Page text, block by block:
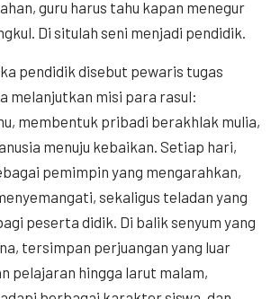
guru harus tahu kapan menegur
Di situlah seni menjadi pendidik.
pendidik disebut pewaris tugas
melanjutkan misi para rasul:
membentuk pribadi berakhlak mulia,
menuju kebaikan. Setiap hari,
pemimpin yang mengarahkan,
sekaligus teladan yang
peserta didik. Di balik senyum yang
tersimpan perjuangan yang luar
pelajaran hingga larut malam,